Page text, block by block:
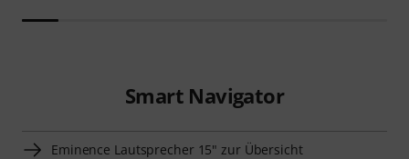
Smart Navigator
Eminence Lautsprecher 15" zur Übersicht